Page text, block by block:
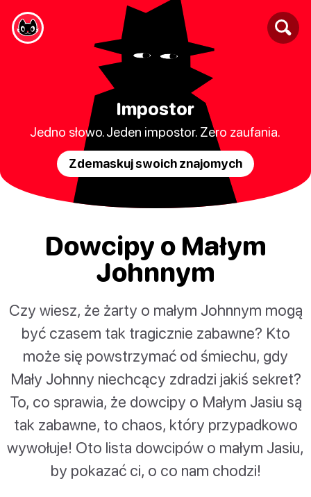
Impostor
Jedno słowo. Jeden impostor. Zero zaufania.
Zdemaskuj swoich znajomych
Dowcipy o Małym
Johnnym
Czy wiesz, że żarty o małym Johnnym mogą
być czasem tak tragicznie zabawne? Kto
może się powstrzymać od śmiechu, gdy
Mały Johnny niechcący zdradzi jakiś sekret?
To, co sprawia, że dowcipy o Małym Jasiu są
tak zabawne, to chaos, który przypadkowo
wywołuje! Oto lista dowcipów o małym Jasiu,
by pokazać ci, o co nam chodzi!